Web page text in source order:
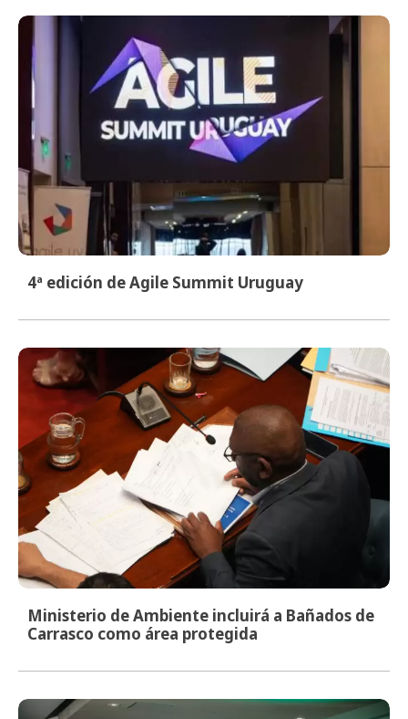
4ª edición de Agile Summit Uruguay
Ministerio de Ambiente incluirá a Bañados de
Carrasco como área protegida